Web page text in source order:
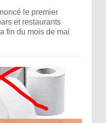
le premier
et restaurants
fin du mois de mai